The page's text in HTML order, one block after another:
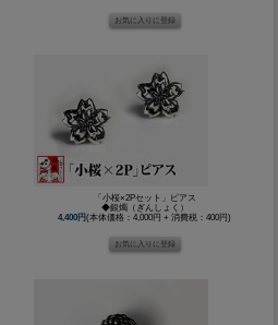
「小桜×2Pセット」ピアス
◆銀燭（ぎんしょく）
4,400円(本体価格：4,000円 + 消費税：400円)